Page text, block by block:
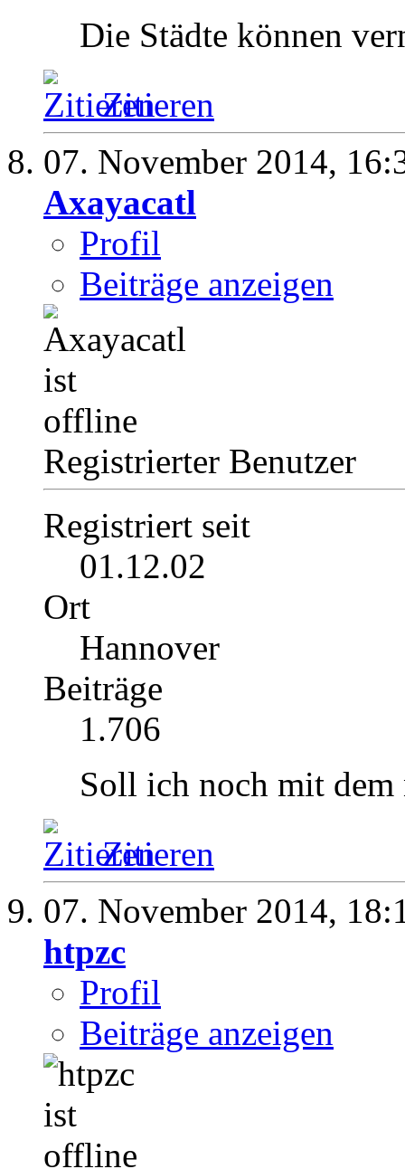
Die Städte können
Zitieren
07. November 2014,
Axayacatl
Profil
Beiträge anzeigen
Registrierter Benutzer
Registriert seit
01.12.02
Ort
Hannover
Beiträge
1.706
Soll ich noch mit dem
Zitieren
07. November 2014,
htpzc
Profil
Beiträge anzeigen